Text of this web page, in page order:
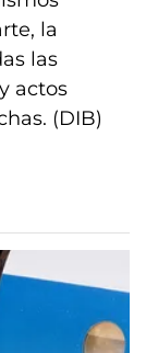
la
las
actos
(DIB)